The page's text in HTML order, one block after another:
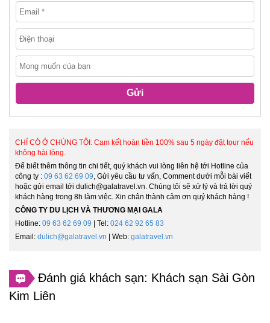
Gửi
CHỈ CÓ Ở CHÚNG TÔI: Cam kết hoàn tiền 100% sau 5 ngày đặt tour nếu
không hài lòng.
Để biết thêm thông tin chi tiết, quý khách vui lòng liên hệ tới Hotline của
công ty : 09 63 62 69 09, Gửi yêu cầu tư vấn, Comment dưới mỗi bài viết
hoặc gửi email tới dulich@galatravel.vn. Chúng tôi sẽ xử lý và trả lời quý
khách hàng trong 8h làm việc. Xin chân thành cảm ơn quý khách hàng !
CÔNG TY DU LỊCH VÀ THƯƠNG MẠI GALA
Hotline: 09 63 62 69 09 | Tel: 024 62 92 65 83
Email: dulich@galatravel.vn | Web: galatravel.vn
Đánh giá khách sạn: Khách sạn Sài Gòn
Kim Liên